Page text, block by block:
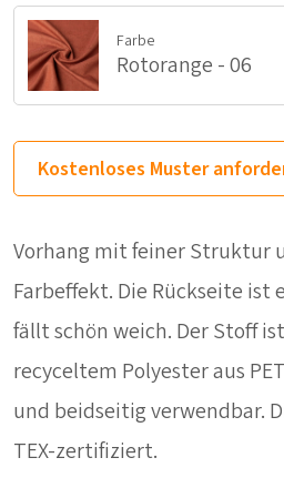
Farbe
Rotorange - 06
Kostenloses Muster
Vorhang mit feiner Struktur
Farbeffekt. Die Rückseite ist
fällt schön weich. Der Stoff
recyceltem Polyester aus
und beidseitig verwendbar.
TEX-zertifiziert.